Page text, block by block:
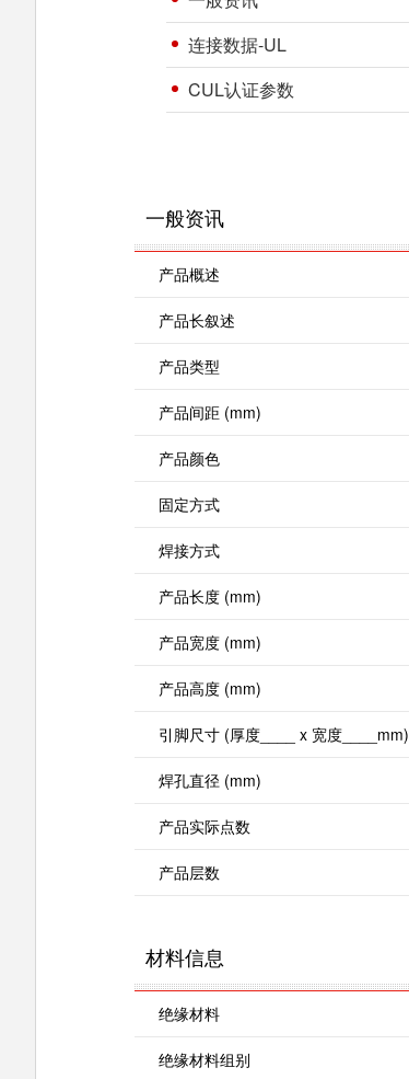
连接数据-UL
CUL认证参数
一般资讯
产品概述
产品长叙述
产品类型
产品间距 (mm)
产品颜色
固定方式
焊接方式
产品长度 (mm)
产品宽度 (mm)
产品高度 (mm)
引脚尺寸 (厚度____ x 宽度____mm)
焊孔直径 (mm)
产品实际点数
产品层数
材料信息
绝缘材料
绝缘材料组别